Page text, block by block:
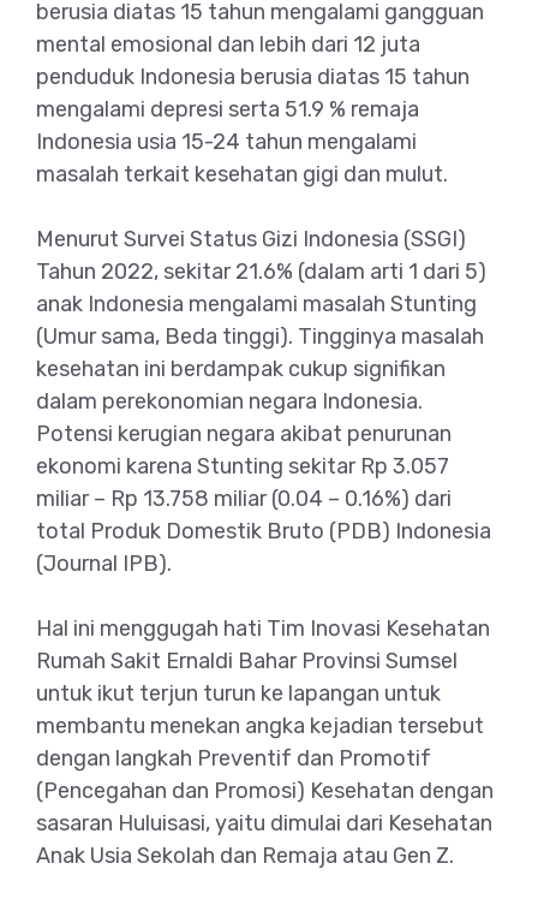
berusia diatas 15 tahun mengalami gangguan
mental emosional dan lebih dari 12 juta
penduduk Indonesia berusia diatas 15 tahun
mengalami depresi serta 51.9 % remaja
Indonesia usia 15-24 tahun mengalami
masalah terkait kesehatan gigi dan mulut.
Menurut Survei Status Gizi Indonesia (SSGI)
Tahun 2022, sekitar 21.6% (dalam arti 1 dari 5)
anak Indonesia mengalami masalah Stunting
(Umur sama, Beda tinggi). Tingginya masalah
kesehatan ini berdampak cukup signifikan
dalam perekonomian negara Indonesia.
Potensi kerugian negara akibat penurunan
ekonomi karena Stunting sekitar Rp 3.057
miliar – Rp 13.758 miliar (0.04 – 0.16%) dari
total Produk Domestik Bruto (PDB) Indonesia
(Journal IPB).
Hal ini menggugah hati Tim Inovasi Kesehatan
Rumah Sakit Ernaldi Bahar Provinsi Sumsel
untuk ikut terjun turun ke lapangan untuk
membantu menekan angka kejadian tersebut
dengan langkah Preventif dan Promotif
(Pencegahan dan Promosi) Kesehatan dengan
sasaran Huluisasi, yaitu dimulai dari Kesehatan
Anak Usia Sekolah dan Remaja atau Gen Z.